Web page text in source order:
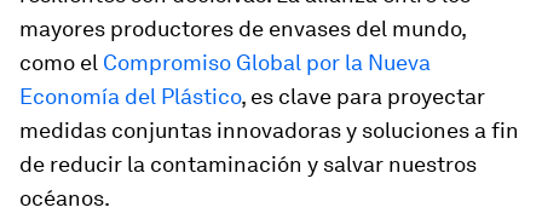
mayores productores de envases del mundo,
como el Compromiso Global por la Nueva
Economía del Plástico, es clave para proyectar
medidas conjuntas innovadoras y soluciones a fin
de reducir la contaminación y salvar nuestros
océanos.